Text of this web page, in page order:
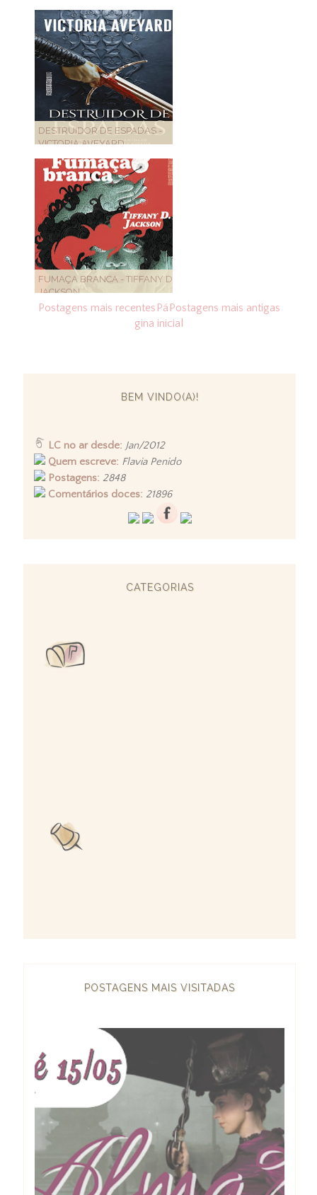
DESTRUIDOR DE ESPADAS -
VICTORIA AVEYARD
FUMAÇA BRANCA - TIFFANY D.
JACKSON
Postagens mais recentes Postagens mais antigas
Pá
gina inicial
BEM VINDO(A)!
LC no ar desde: Jan/2012
Quem escreve: Flavia Penido
Postagens: 2848
Comentários doces: 21896
CATEGORIAS
POSTAGENS MAIS VISITADAS